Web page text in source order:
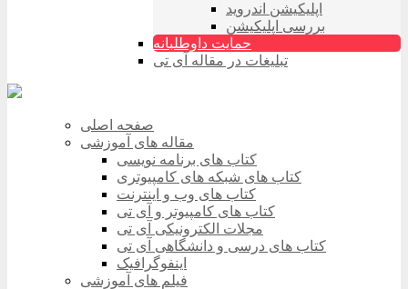
اپلیکیشن اندروید
بررسی اپلیکیشن
حمایت داوطلبانه
تبلیغات در مقاله آی تی
صفحه اصلی
مقاله های آموزشی
کتاب های برنامه نویسی
کتاب های شبکه های کامپیوتری
کتاب های وب و اینترنت
کتاب های کامپیوتر و آی تی
مجلات الکترونیکی آی تی
کتاب های درسی و دانشگاهی آی تی
اینفوگرافیک
فیلم های آموزشی